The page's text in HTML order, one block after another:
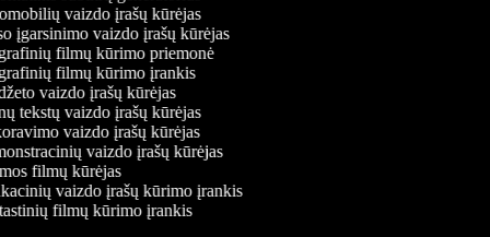
vaizdo įrašų kūrėjas
įgarsinimo vaizdo įrašų kūrėjas
filmų kūrimo priemonė
filmų kūrimo įrankis
vaizdo įrašų kūrėjas
tekstų vaizdo įrašų kūrėjas
vaizdo įrašų kūrėjas
vaizdo įrašų kūrėjas
filmų kūrėjas
vaizdo įrašų kūrimo įrankis
filmų kūrimo įrankis